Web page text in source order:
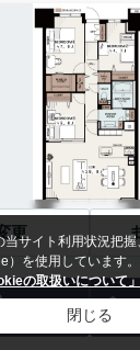
ィ ザ・テラス
更
会員登録
サイト利用状況把
を使用しています。
の取扱いについて」
閉じる